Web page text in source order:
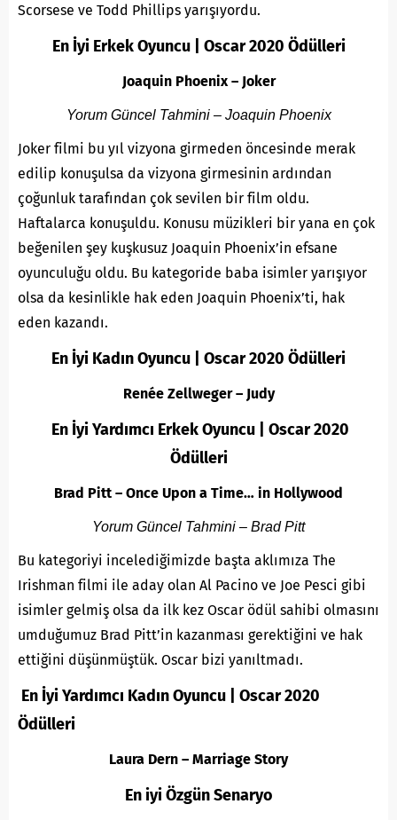
Scorsese ve Todd Phillips yarışıyordu.
En İyi Erkek Oyuncu | Oscar 2020 Ödülleri
Joaquin Phoenix – Joker
Yorum Güncel Tahmini – Joaquin Phoenix
Joker filmi bu yıl vizyona girmeden öncesinde merak
edilip konuşulsa da vizyona girmesinin ardından
çoğunluk tarafından çok sevilen bir film oldu.
Haftalarca konuşuldu. Konusu müzikleri bir yana en çok
beğenilen şey kuşkusuz Joaquin Phoenix’in efsane
oyunculuğu oldu. Bu kategoride baba isimler yarışıyor
olsa da kesinlikle hak eden Joaquin Phoenix’ti, hak
eden kazandı.
En İyi Kadın Oyuncu | Oscar 2020 Ödülleri
Renée Zellweger – Judy
En İyi Yardımcı Erkek Oyuncu | Oscar 2020
Ödülleri
Brad Pitt – Once Upon a Time… in Hollywood
Yorum Güncel Tahmini – Brad Pitt
Bu kategoriyi incelediğimizde başta aklımıza The
Irishman filmi ile aday olan Al Pacino ve Joe Pesci gibi
isimler gelmiş olsa da ilk kez Oscar ödül sahibi olmasını
umduğumuz Brad Pitt’in kazanması gerektiğini ve hak
ettiğini düşünmüştük. Oscar bizi yanıltmadı.
En İyi Yardımcı Kadın Oyuncu | Oscar 2020
Ödülleri
Laura Dern – Marriage Story
En iyi Özgün Senaryo